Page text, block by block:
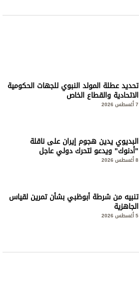
تحديد عطلة المولد النبوي للجهات الحكومية
الاتحادية والقطاع الخاص
البديوي يدين هجوم إيران على ناقلة
"أدنوك" ويدعو لتحرك دولي عاجل
8 أغسطس 2026
تنبيه من شرطة أبوظبي بشأن تمرين لقياس
الجاهزية
5 أغسطس 2026